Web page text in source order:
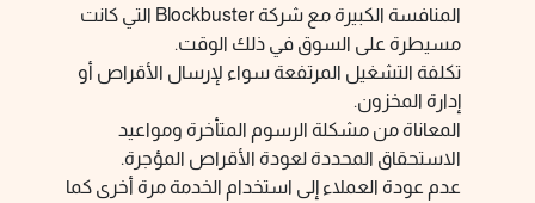
المنافسة الكبيرة مع شركة Blockbuster التي كانت
مسيطرة على السوق في ذلك الوقت.
تكلفة التشغيل المرتفعة سواء لإرسال الأقراص أو
إدارة المخزون.
المعاناة من مشكلة الرسوم المتأخرة ومواعيد
الاستحقاق المحددة لعودة الأقراص المؤجرة.
عدم عودة العملاء إلى استخدام الخدمة مرة أخرى كما